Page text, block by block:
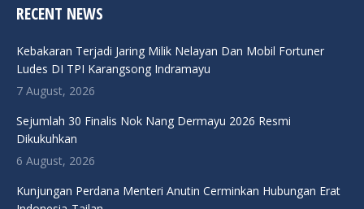
RECENT NEWS
Kebakaran Terjadi Jaring Milik Nelayan Dan Mobil Fortuner
Ludes DI TPI Karangsong Indramayu
7 August, 2026
Sejumlah 30 Finalis Nok Nang Dermayu 2026 Resmi
Dikukuhkan
6 August, 2026
Kunjungan Perdana Menteri Anutin Cerminkan Hubungan Erat